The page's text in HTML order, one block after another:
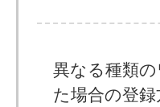
異なる種類
た場合の登